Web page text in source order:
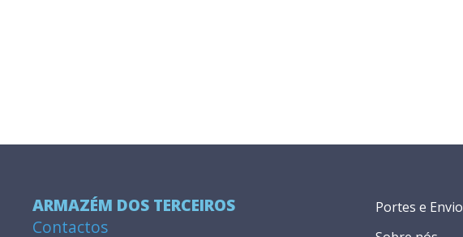
ARMAZÉM DOS TERCEIROS
Contactos
Portes e Envio